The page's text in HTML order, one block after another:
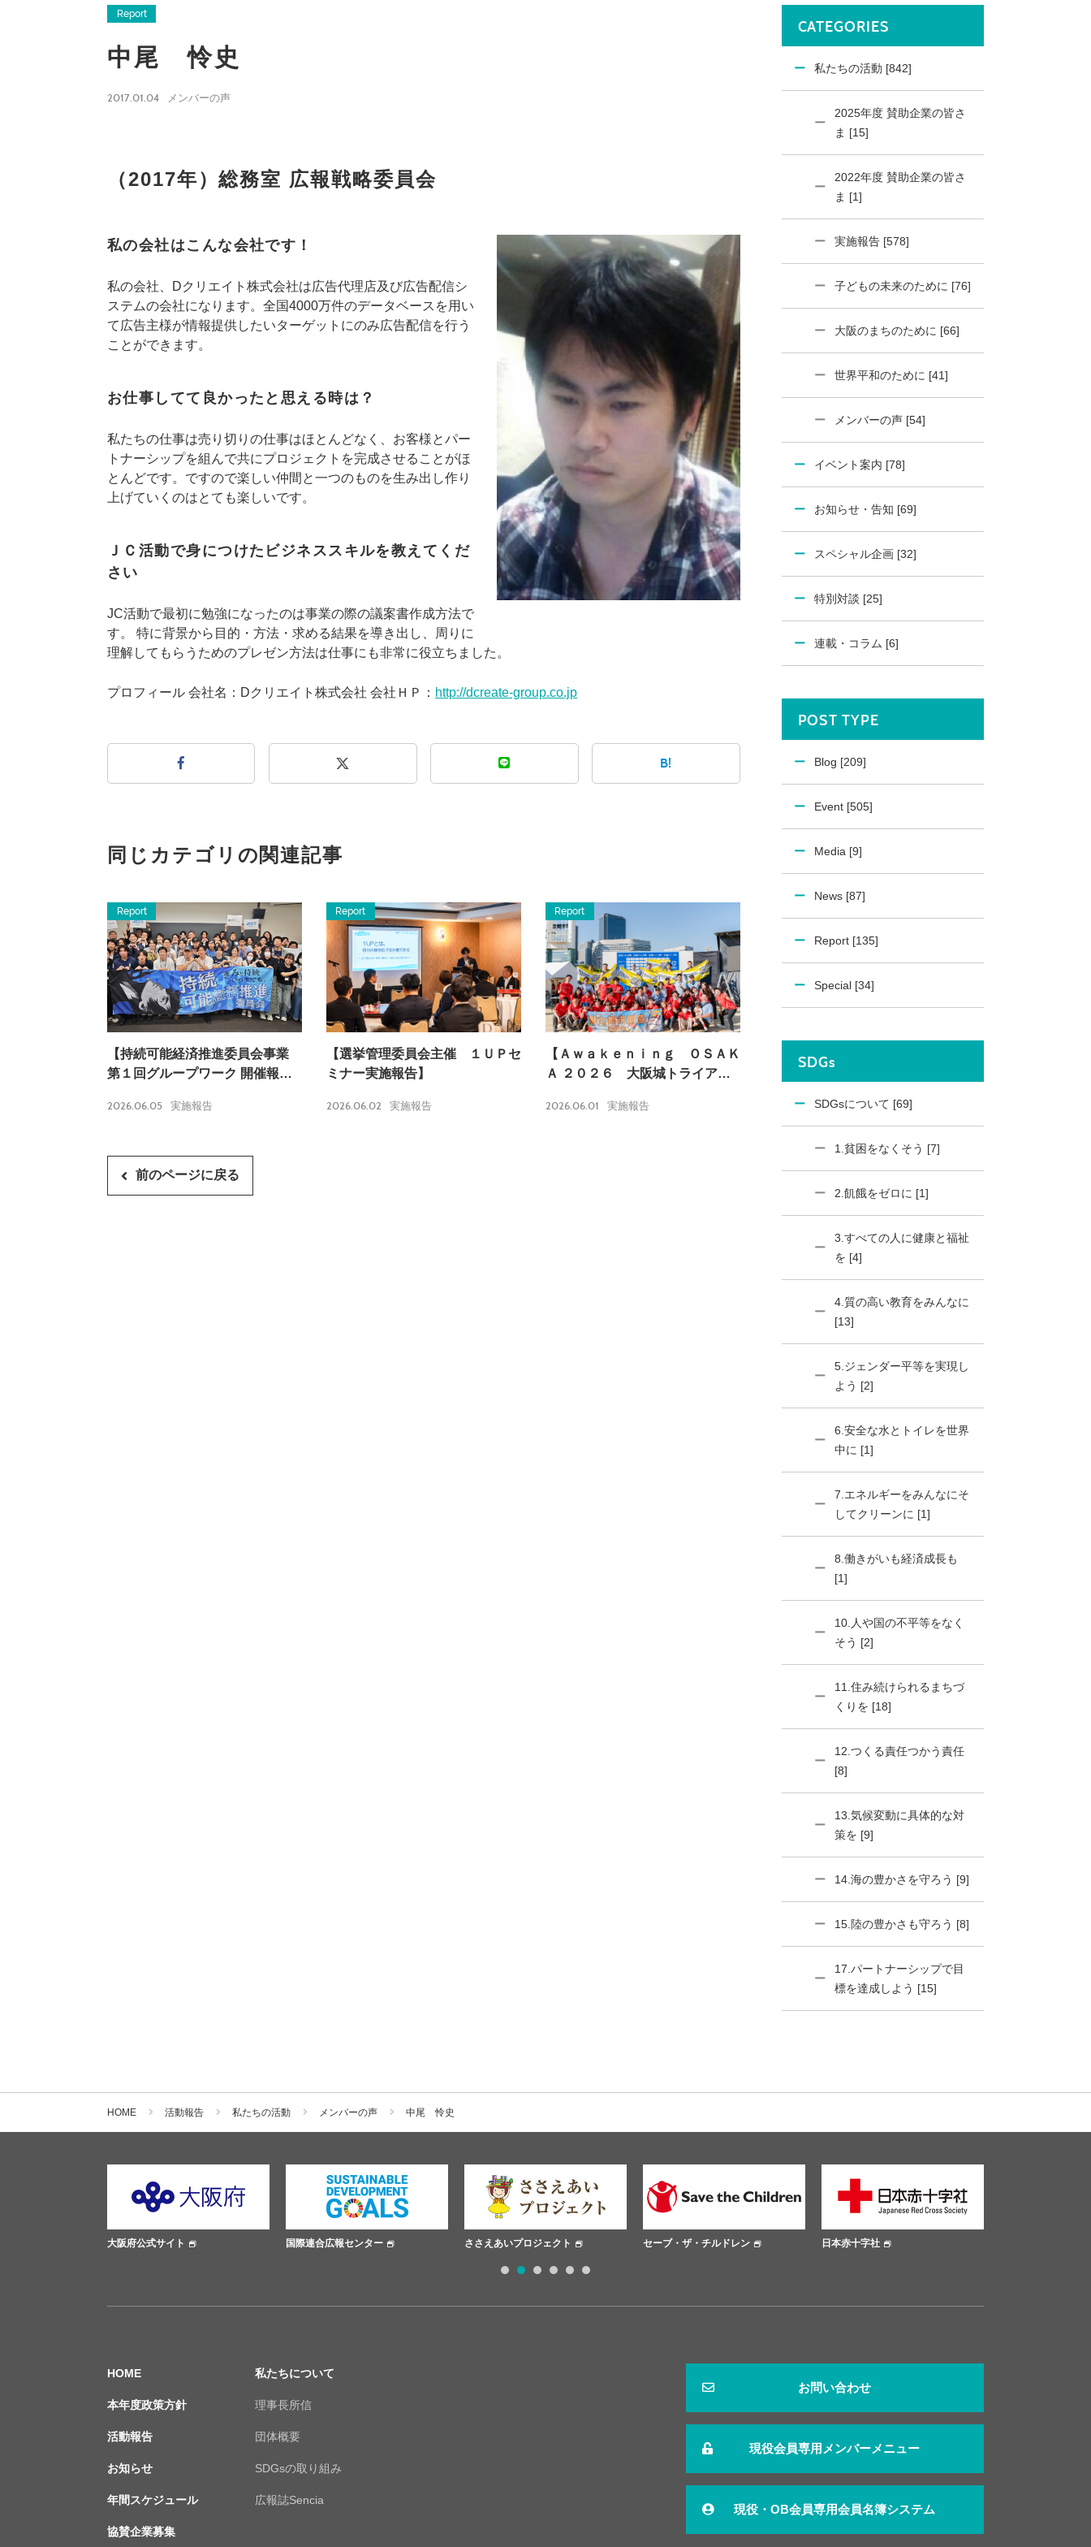
Report
中尾 怜史
2017.01.04 メンバーの声
（2017年）総務室 広報戦略委員会
私の会社はこんな会社です！
私の会社、Dクリエイト株式会社は広告代理店及び広告配信シ
ステムの会社になります。全国4000万件のデータベースを用い
て広告主様が情報提供したいターゲットにのみ広告配信を行う
ことができます。
お仕事してて良かったと思える時は？
私たちの仕事は売り切りの仕事はほとんどなく、お客様とパー
トナーシップを組んで共にプロジェクトを完成させることがほ
とんどです。ですので楽しい仲間と一つのものを生み出し作り
上げていくのはとても楽しいです。
ＪＣ活動で身につけたビジネススキルを教えてくだ
さい
JC活動で最初に勉強になったのは事業の際の議案書作成方法で
す。 特に背景から目的・方法・求める結果を導き出し、周りに
理解してもらうためのプレゼン方法は仕事にも非常に役立ちました。
プロフィール 会社名：Dクリエイト株式会社 会社ＨＰ： http://dcreate-group.co.jp
B!
同じカテゴリの関連記事
Report
【持続可能経済推進委員会事業
第１回グループワーク 開催報
2026.06.05 実施報告
Report
【選挙管理委員会主催 １ＵＰセ
ミナー実施報告】
2026.06.02 実施報告
Report
【Ａｗａｋｅｎｉｎｇ ＯＳＡＫ
Ａ ２０２６ 大阪城トライアス
2026.06.01 実施報告
前のページに戻る
CATEGORIES
私たちの活動 [842]
2025年度 賛助企業の皆さ
ま [15]
2022年度 賛助企業の皆さ
ま [1]
実施報告 [578]
子どもの未来のために [76]
大阪のまちのために [66]
世界平和のために [41]
メンバーの声 [54]
イベント案内 [78]
お知らせ・告知 [69]
スペシャル企画 [32]
特別対談 [25]
連載・コラム [6]
POST TYPE
Blog [209]
Event [505]
Media [9]
News [87]
Report [135]
Special [34]
SDGs
SDGsについて [69]
1.貧困をなくそう [7]
2.飢餓をゼロに [1]
3.すべての人に健康と福祉
を [4]
4.質の高い教育をみんなに
[13]
5.ジェンダー平等を実現し
よう [2]
6.安全な水とトイレを世界
中に [1]
7.エネルギーをみんなにそ
してクリーンに [1]
8.働きがいも経済成長も
[1]
10.人や国の不平等をなく
そう [2]
11.住み続けられるまちづ
くりを [18]
12.つくる責任つかう責任
[8]
13.気候変動に具体的な対
策を [9]
14.海の豊かさを守ろう [9]
15.陸の豊かさも守ろう [8]
17.パートナーシップで目
標を達成しよう [15]
HOME 活動報告 私たちの活動 メンバーの声 中尾 怜史
国際連合広報センター ささえあいプロジェクト セーブ・ザ・チルドレン 日本赤十字社
HOME
本年度政策方針
活動報告
お知らせ
年間スケジュール
協賛企業募集
私たちについて
理事長所信
団体概要
SDGsの取り組み
広報誌Sencia
お問い合わせ
現役会員専用メンバーメニュー
現役・OB会員専用会員名簿システム